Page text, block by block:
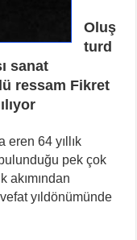
Oluş
turd
sanat
ressam Fikret
eren 64 yıllık
pek çok
akımından
yıldönümünde